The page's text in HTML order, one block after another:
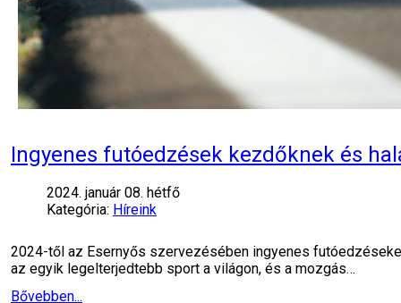
Ingyenes futóedzések kezdőknek és
2024. január 08. hétfő
Kategória: Híreink
2024-től az Esernyős szervezésében ingyenes
az egyik legelterjedtebb sport a világon, és a mozgás…
Bővebben...